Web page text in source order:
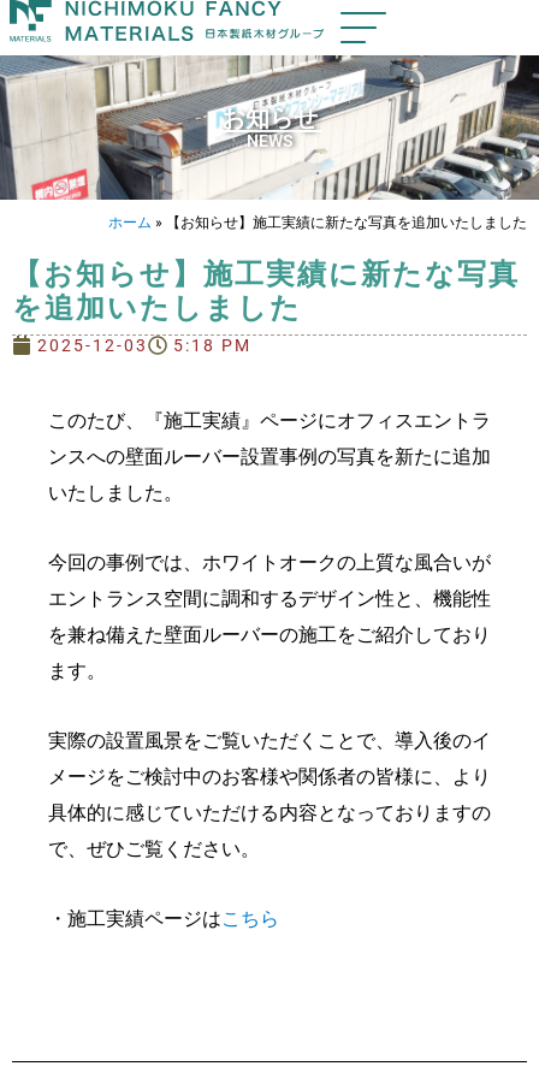
お知らせ
NEWS
ホーム » 【お知らせ】施工実績に新たな写真を追加いたしました
【お知らせ】施工実績に新たな写真
を追加いたしました
2025-12-03 5:18 PM
このたび、『施工実績』ページにオフィスエントラ
ンスへの壁面ルーバー設置事例の写真を新たに追加
いたしました。
今回の事例では、ホワイトオークの上質な風合いが
エントランス空間に調和するデザイン性と、機能性
を兼ね備えた壁面ルーバーの施工をご紹介しており
ます。
実際の設置風景をご覧いただくことで、導入後のイ
メージをご検討中のお客様や関係者の皆様に、より
具体的に感じていただける内容となっておりますの
で、ぜひご覧ください。
・施工実績ページはこちら